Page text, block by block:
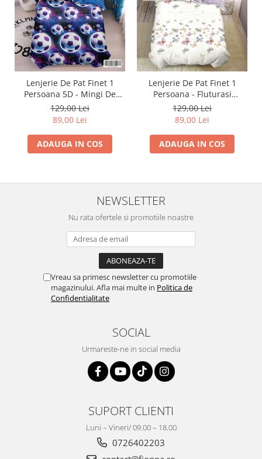
Lenjerie De Pat Finet 1
Persoana 5D - Mingi De
Fotbal In Galaxie
129,00 Lei
89,00 Lei
ADAUGA IN COS
Lenjerie De Pat Finet 1
Persoana - Fluturasi
Multicolori
129,00 Lei
89,00 Lei
ADAUGA IN COS
NEWSLETTER
Nu rata ofertele si promotiile noastre
Vreau sa primesc newsletter cu promotiile
magazinului. Afla mai multe in Politica de
Confidentialitate
SOCIAL
Urmareste-ne in social media
SUPORT CLIENTI
Luni – Vineri/ 09.00 – 18.00
0726402203